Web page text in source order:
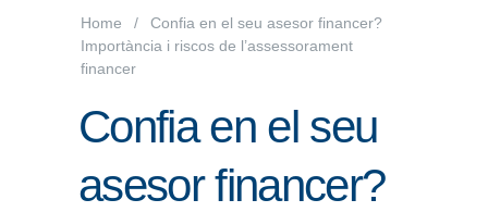
AGENDA
PUBLICACIONS
Home
Confia en el seu asesor financer?
Importància i riscos de l’assessorament
financer
Confia en el seu
asesor financer?